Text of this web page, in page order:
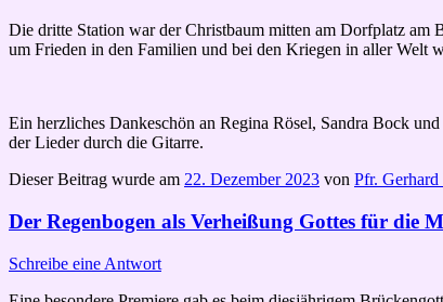
Die dritte Station war der Christbaum mitten am Dorfplatz am
um Frieden in den Familien und bei den Kriegen in aller Welt
Ein herzliches Dankeschön an Regina Rösel, Sandra Bock
der Lieder durch die Gitarre.
Dieser Beitrag wurde am 22. Dezember 2023 von Pfr.
Der Regenbogen als Verheißung Gottes für die
Schreibe eine Antwort